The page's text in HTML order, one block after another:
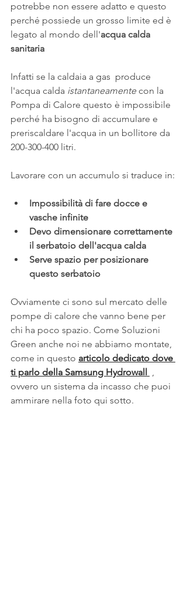
potrebbe non essere adatto e questo
perché possiede un grosso limite ed è
legato al mondo dell'acqua calda
sanitaria
Infatti se la caldaia a gas  produce
l'acqua calda istantaneamente con la
Pompa di Calore questo è impossibile
perché ha bisogno di accumulare e
preriscaldare l'acqua in un bollitore da
200-300-400 litri.
Lavorare con un accumulo si traduce in:
Impossibilità di fare docce e
vasche infinite
Devo dimensionare correttamente
il serbatoio dell'acqua calda
Serve spazio per posizionare
questo serbatoio
Ovviamente ci sono sul mercato delle
pompe di calore che vanno bene per
chi ha poco spazio. Come Soluzioni
Green anche noi ne abbiamo montate,
come in questo articolo dedicato dove
ti parlo della Samsung Hydrowall ,
ovvero un sistema da incasso che puoi
ammirare nella foto qui sotto.